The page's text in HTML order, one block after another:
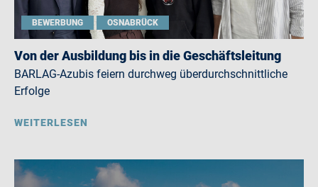
BEWERBUNG OSNABRÜCK
Von der Ausbildung bis in die Geschäftsleitung
BARLAG-Azubis feiern durchweg überdurchschnittliche
Erfolge
WEITERLESEN